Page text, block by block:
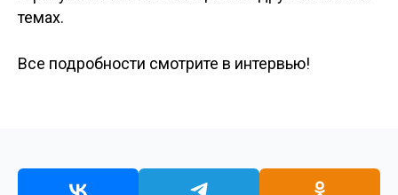
темах.
Все подробности смотрите в интервью!